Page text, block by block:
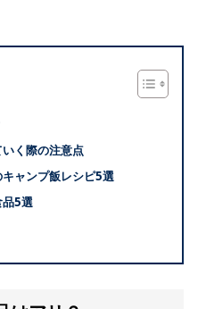
く際の注意点
ャンプ飯レシピ5選
品5選